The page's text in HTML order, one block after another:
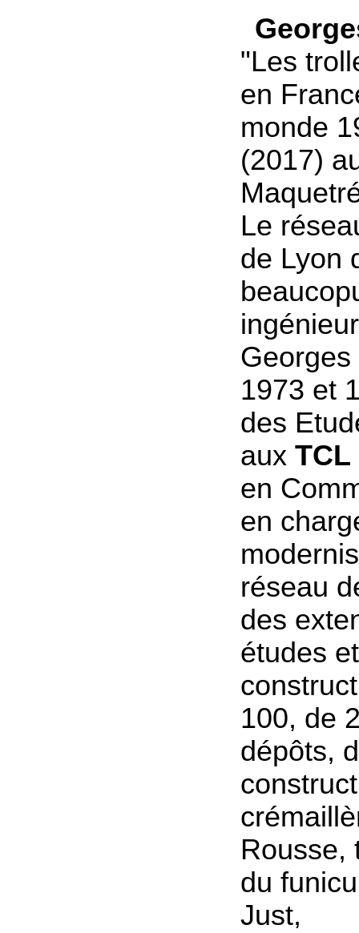
"Les
en
monde
(2017)
Le
de Lyon
1973 et
des
aux TCL
en
en
réseau
des
études
100, de
dépôts,
Rousse,
du
Just,